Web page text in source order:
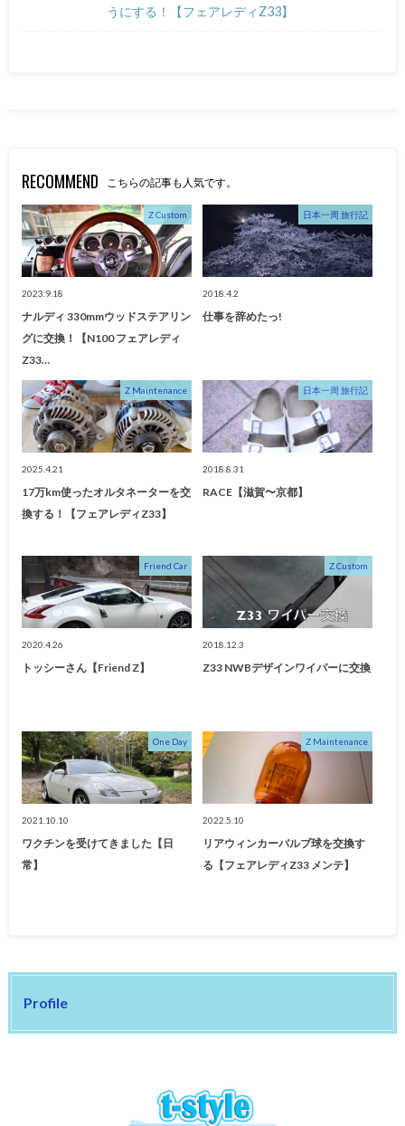
うにする！【フェアレディZ33】
RECOMMEND こちらの記事も人気です。
Z Custom
2023.9.18
ナルディ 330mmウッドステアリン
グに交換！【N100 フェアレディ
Z33…
日本一周 旅行記
2018.4.2
仕事を辞めたっ!
Z Maintenance
2025.4.21
17万km使ったオルタネーターを交
換する！【フェアレディZ33】
日本一周 旅行記
2018.8.31
RACE【滋賀〜京都】
Friend Car
2020.4.26
トッシーさん【Friend Z】
Z Custom
2018.12.3
Z33 NWBデザインワイパーに交換
One Day
2021.10.10
ワクチンを受けてきました【日
常】
Z Maintenance
2022.5.10
リアウィンカーバルブ球を交換す
る【フェアレディZ33 メンテ】
Profile